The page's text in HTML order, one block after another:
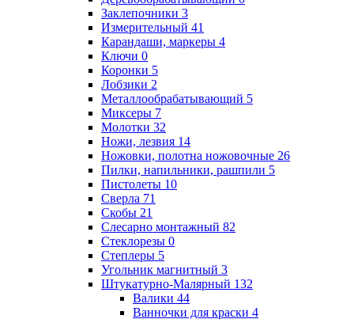
Заклепочники 3
Измерительный 41
Карандаши, маркеры 4
Ключи 0
Коронки 5
Лобзики 2
Металлообрабатывающий 5
Миксеры 7
Молотки 32
Ножи, лезвия 14
Ножовки, полотна ножовочные 26
Пилки, напильники, рашпили 5
Пистолеты 10
Сверла 71
Скобы 21
Слесарно монтажный 82
Стеклорезы 0
Степлеры 5
Угольник магнитный 3
Штукатурно-Малярный 132
Валики 44
Ванночки для краски 4